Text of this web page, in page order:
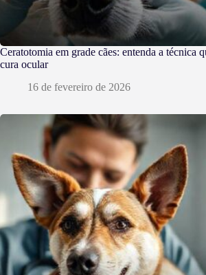
Ceratotomia em grade cães: entenda a técnica
cura ocular
16 de fevereiro de 2026